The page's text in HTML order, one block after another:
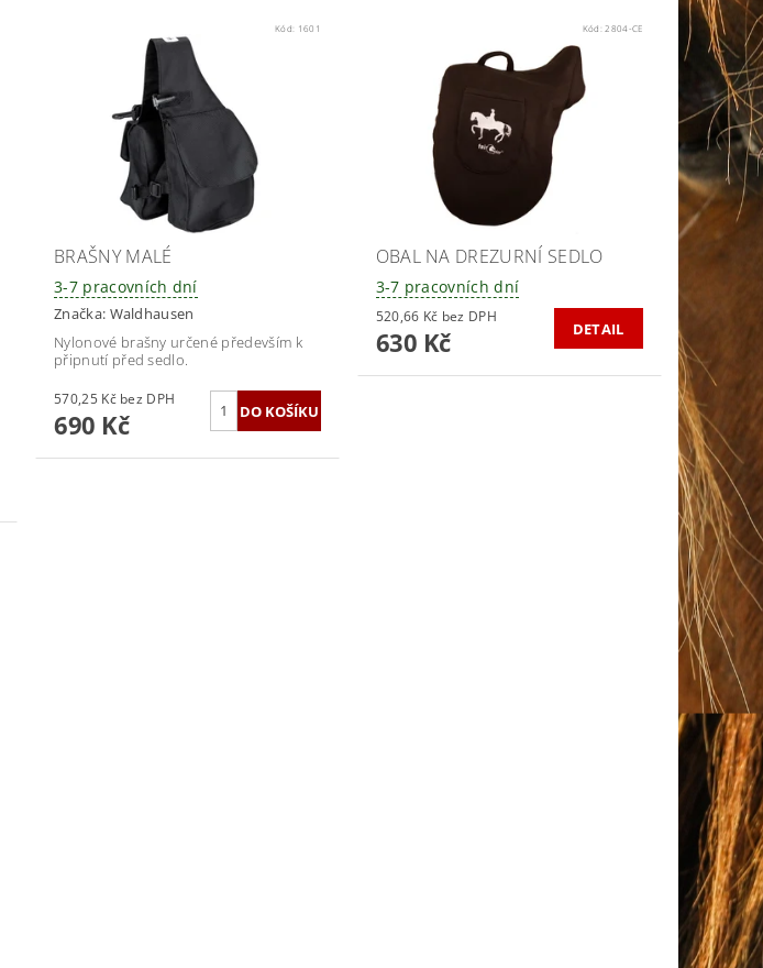
Kód: 1601
BRAŠNY MALÉ
3-7 pracovních dní
Značka: Waldhausen
Nylonové brašny určené především k
připnutí před sedlo.
570,25 Kč bez DPH
690 Kč
Kód:2804-CE
OBAL NA DREZURNÍ SEDLO
3-7 pracovních dní
520,66 Kč bez DPH
630 Kč DETAIL